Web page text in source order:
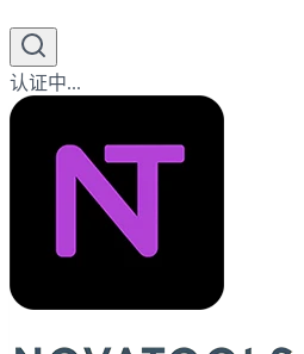
认证中...